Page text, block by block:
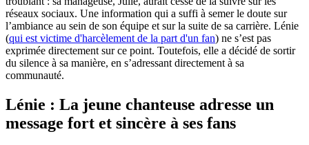
réseaux sociaux. Une information qui a suffi à semer le doute sur
l’ambiance au sein de son équipe et sur la suite de sa carrière. Lénie
(qui est victime d'harcèlement de la part d'un fan) ne s’est pas
exprimée directement sur ce point. Toutefois, elle a décidé de sortir
du silence à sa manière, en s’adressant directement à sa
communauté.
Lénie : La jeune chanteuse adresse un
message fort et sincère à ses fans